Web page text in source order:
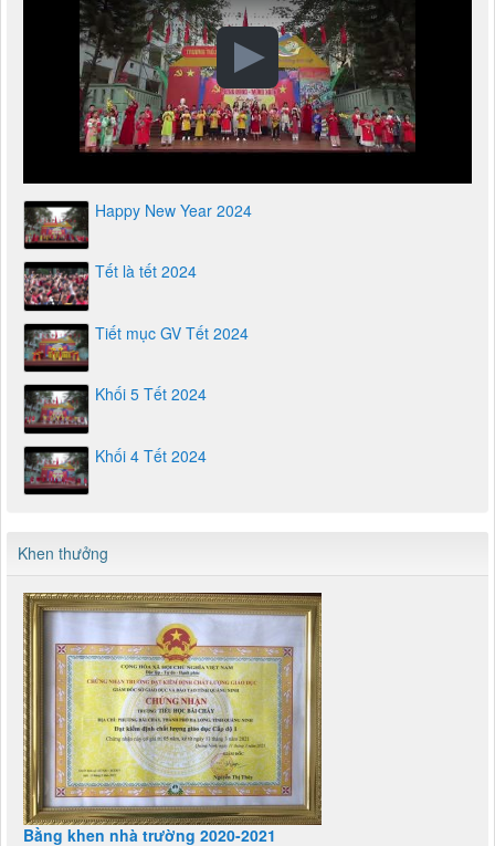
Happy New Year 2024
Tết là tết 2024
Tiết mục GV Tết 2024
Khối 5 Tết 2024
Khối 4 Tết 2024
Khen thưởng
Bằng khen nhà trường 2020-2021